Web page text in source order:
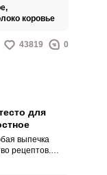
очень
выпечку,
коровье
43819 0
для
выпечка
рецептов.